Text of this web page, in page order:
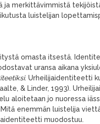
ja merkittävimmistä
luistelijan
omasta itsestä.
uransa aikana
. Urheilijaidentiteetti
& Linder, 1993).
aloitetaan jo nuoressa
enemmän luistelija
muodostuu.